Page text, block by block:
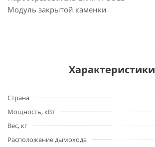
Модуль закрытой каменки
Характеристики
Страна
Мощность, кВт
Вес, кг
Расположение дымохода